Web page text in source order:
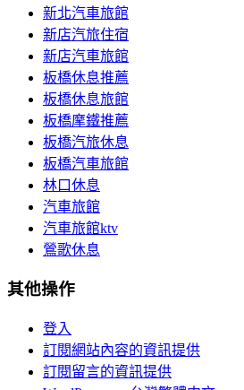
新北汽車旅館
新店汽旅住宿
新店汽車旅館
板橋休息推薦
板橋休息旅館
板橋摩鐵推薦
板橋汽旅休息
板橋汽車旅館
林口休息
汽車旅館
汽車旅館ktv
鶯歌休息
其他操作
登入
訂閱網站內容的資訊提供
訂閱留言的資訊提供